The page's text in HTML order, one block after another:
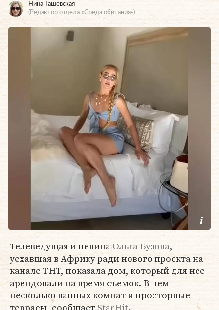
Нина Ташевская
(Редактор отдела «Среда обитания»)
Телеведущая и певицаОльга Бузова,
уехавшая в Африку ради нового проекта на
канале ТНТ, показала дом, который для нее
арендовали на время съемок. В нем
несколько ванных комнат и просторные
террасы, сообщаетStarHit.